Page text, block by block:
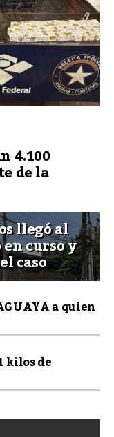
4.100
de la
llegó al
curso y
caso
a quien
kilos de